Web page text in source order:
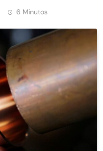
6 Minutos